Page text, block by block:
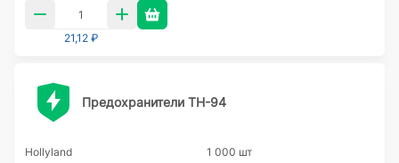
21,12 ₽
Предохранители TH-94
Hollyland 1 000 шт